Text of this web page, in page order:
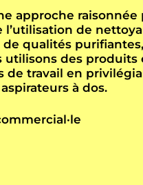
approche raisonnée
de
de qualités
utilisons des
de travail en
à dos.